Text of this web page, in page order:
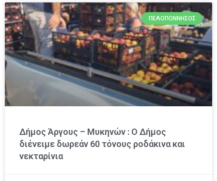
ΠΕΛΟΠΌΝΝΗΣΟΣ
Δήμος Άργους – Μυκηνών : O Δήμος
διένειμε δωρεάν 60 τόνους ροδάκινα και
νεκταρίνια